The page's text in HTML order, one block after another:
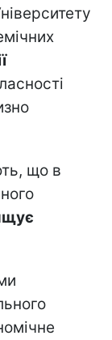
що в